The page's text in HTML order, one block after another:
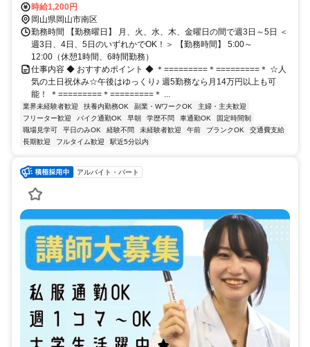
時給1,200円
岡山県岡山市南区
勤務時間 【勤務曜日】 月、火、水、木、金曜日の間で週3日～5日 ＜
週3日、4日、5日のいずれかでOK！＞ 【勤務時間】 5:00～
12:00（休憩1時間、6時間勤務）
仕事内容 ◆ おすすめポイント ◆ ＊=========＊=========＊ ☆人
気の土日祝休み☆午後はゆっくり♪ 週5勤務なら月14万円以上も可
能！ ＊=========＊=========＊ ...
業界未経験者歓迎 扶養内勤務OK 副業・WワークOK
主婦・主夫歓迎
フリーター歓迎
バイク通勤OK 早朝 学歴不問 車通勤OK
固定時間制
職場見学可
平日のみOK 経験不問 未経験者歓迎 午前 ブランクOK
交通費支給
長期歓迎
フルタイム歓迎 駅近5分以内
アルバイト・パート